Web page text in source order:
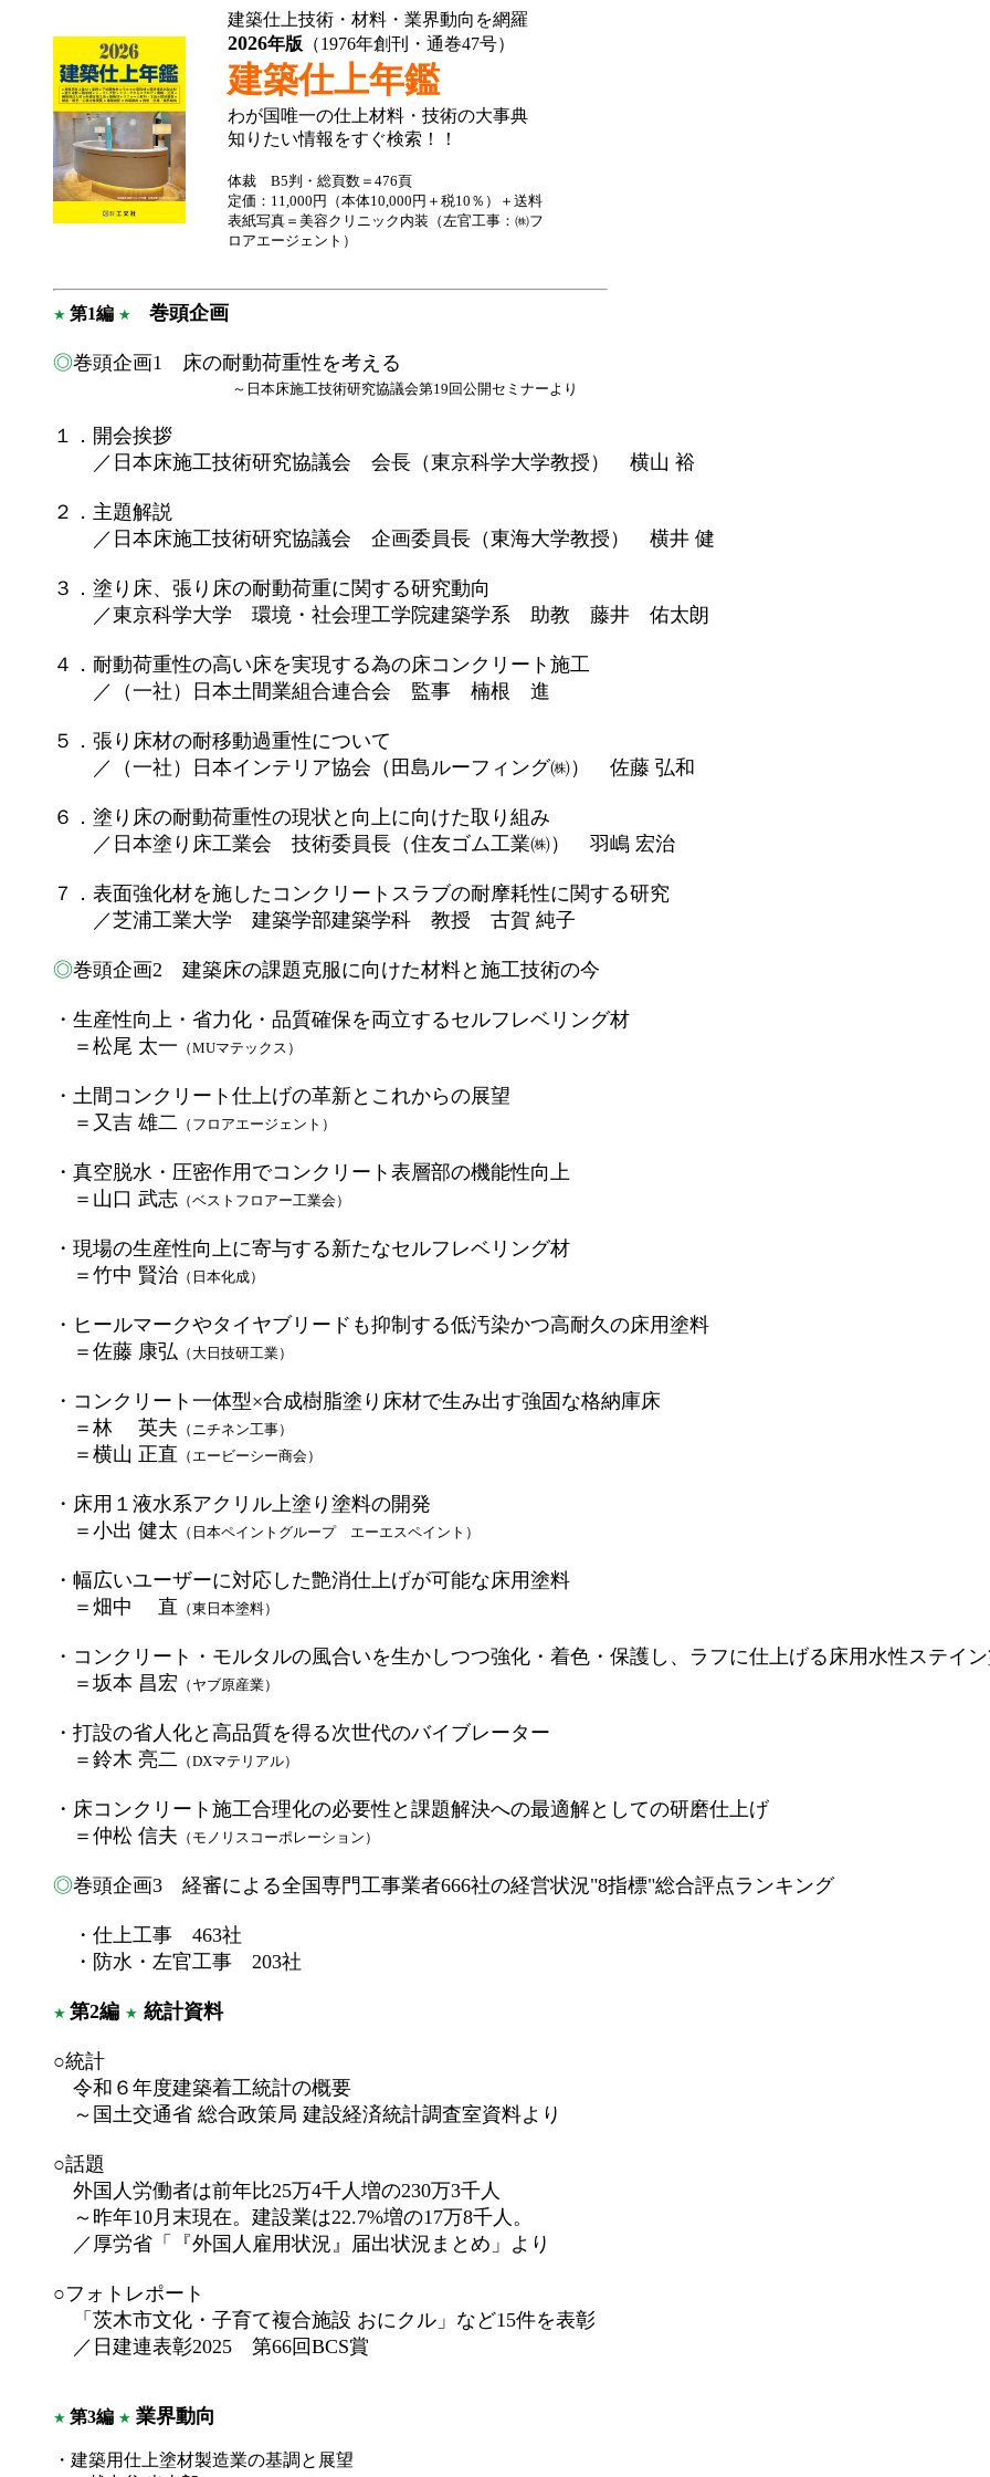
建築仕上技術・材料・業界動向を網羅
2026年版 （1976年創刊・通巻47号）
建築仕上年鑑
わが国唯一の仕上材料・技術の大事典
知りたい情報をすぐ検索！！
体裁 B5判・総頁数＝476頁
定価：11,000円（本体10,000円＋税10％）＋送料
表紙写真 ＝ 美容クリニック内装（左官工事：㈱フ
ロアエージェント）
★ 第1編 ★ 巻頭企画
◎巻頭企画1 床の耐動荷重性を考える
～日本床施工技術研究協議会第19回公開セミナーより
１．開会挨拶
／日本床施工技術研究協議会 会長（東京科学大学教授） 横山 裕
２．主題解説
／日本床施工技術研究協議会 企画委員長（東海大学教授） 横井 健
３．塗り床、張り床の耐動荷重に関する研究動向
／東京科学大学 環境・社会理工学院建築学系 助教 藤井 佑太朗
４．耐動荷重性の高い床を実現する為の床コンクリート施工
／（一社）日本土間業組合連合会 監事 楠根 進
５．張り床材の耐移動過重性について
／（一社）日本インテリア協会（田島ルーフィング㈱） 佐藤 弘和
６．塗り床の耐動荷重性の現状と向上に向けた取り組み
／日本塗り床工業会 技術委員長（住友ゴム工業㈱） 羽嶋 宏治
７．表面強化材を施したコンクリートスラブの耐摩耗性に関する研究
／芝浦工業大学 建築学部建築学科 教授 古賀 純子
◎巻頭企画2 建築床の課題克服に向けた材料と施工技術の今
・生産性向上・省力化・品質確保を両立するセルフレベリング材
＝松尾 太一 （MUマテックス）
・土間コンクリート仕上げの革新とこれからの展望
＝又吉 雄二 （フロアエージェント）
・真空脱水・圧密作用でコンクリート表層部の機能性向上
＝山口 武志 （ベストフロアー工業会）
・現場の生産性向上に寄与する新たなセルフレベリング材
＝竹中 賢治 （日本化成）
・ヒールマークやタイヤブリードも抑制する低汚染かつ高耐久の床用塗料
＝佐藤 康弘 （大日技研工業）
・コンクリート一体型×合成樹脂塗り床材で生み出す強固な格納庫床
＝林 英夫 （ニチネン工事）
＝横山 正直 （エービーシー商会）
・床用１液水系アクリル上塗り塗料の開発
＝小出 健太 （日本ペイントグループ エーエスペイント）
・幅広いユーザーに対応した艶消仕上げが可能な床用塗料
＝畑中 直 （東日本塗料）
・コンクリート・モルタルの風合いを生かしつつ強化・着色・保護し、ラフに仕上げる床用水性ステイ
＝坂本 昌宏 （ヤブ原産業）
・打設の省人化と高品質を得る次世代のバイブレーター
＝鈴木 亮二 （DXマテリアル）
・床コンクリート施工合理化の必要性と課題解決への最適解としての研磨仕上げ
＝仲松 信夫 （モノリスコーポレーション）
◎巻頭企画3 経審による全国専門工事業者666社の経営状況"8指標"総合評点ランキング
・仕上工事 463社
・防水・左官工事 203社
★ 第2編 ★ 統計資料
○統計
令和６年度建築着工統計の概要
～国土交通省 総合政策局 建設経済統計調査室資料より
○話題
外国人労働者は前年比25万4千人増の230万3千人
～昨年10月末現在。建設業は22.7%増の17万8千人。
／厚労省「『外国人雇用状況』届出状況まとめ」より
○フォトレポート
「茨木市文化・子育て複合施設 おにクル」など15件を表彰
／日建連表彰2025 第66回BCS賞
★ 第3編 ★ 業界動向
・建築用仕上塗材製造業の基調と展望